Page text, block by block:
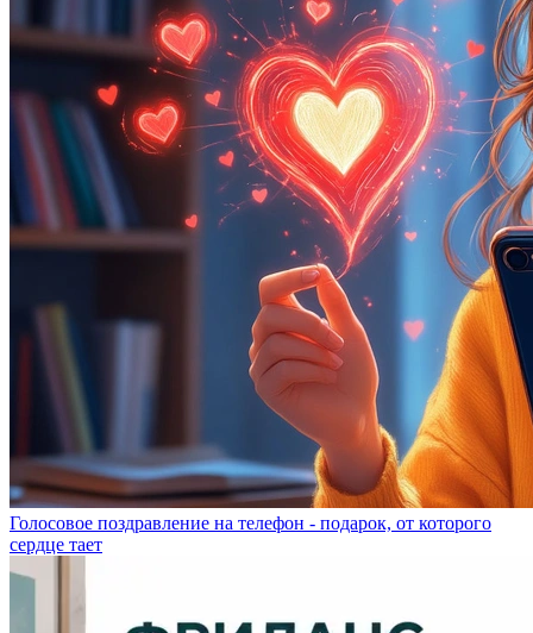
Голосовое поздравление на телефон - подарок, от которого
сердце тает